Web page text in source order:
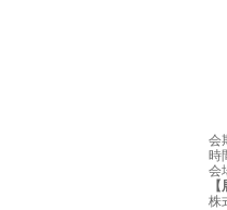
会
時
会
株